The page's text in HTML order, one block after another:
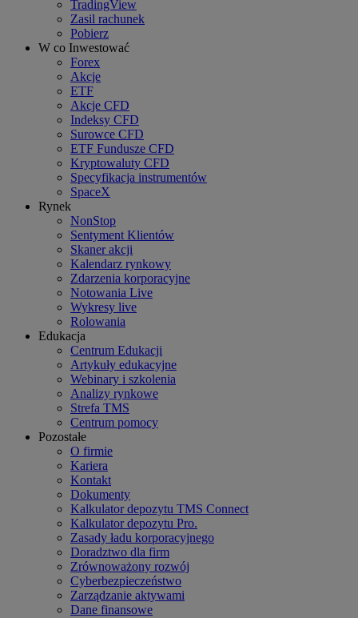
TradingView
Zasil rachunek
Pobierz
W co Inwestować
Forex
Akcje
ETF
Akcje CFD
Indeksy CFD
Surowce CFD
ETF Fundusze CFD
Kryptowaluty CFD
Specyfikacja instrumentów
SpaceX
Rynek
NonStop
Sentyment Klientów
Skaner akcji
Kalendarz rynkowy
Zdarzenia korporacyjne
Notowania Live
Wykresy live
Rolowania
Edukacja
Centrum Edukacji
Artykuły edukacyjne
Webinary i szkolenia
Analizy rynkowe
Strefa TMS
Centrum pomocy
Pozostałe
O firmie
Kariera
Kontakt
Dokumenty
Kalkulator depozytu TMS Connect
Kalkulator depozytu Pro.
Zasady ładu korporacyjnego
Doradztwo dla firm
Zrównoważony rozwój
Cyberbezpieczeństwo
Zarządzanie aktywami
Dane finansowe